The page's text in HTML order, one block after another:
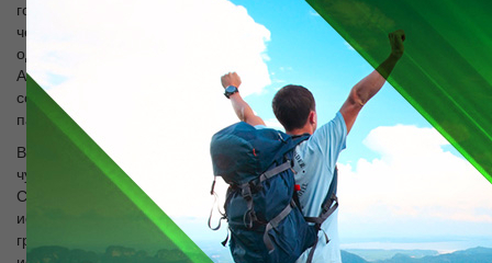
говорится в легенде, перед смертью Мухаммед дал аманат -
четки Арыстан-бабе, которые он передал
одиннадцатилетнему мальчику, в будущем известному Ходжа
Ахмеду Яссави. Мавзолей привлекает множество паломников
со всей Средней Азии. Здесь функционируют - центр
паломничества и гостиница.
В 40 км на север от Туркестана среди сухой степи находятся
чудом сохраненные, живописные руины древнего города
Сауран (XVII в.), известного на Великом Шелковом Пути. К
историческим местам также принадлежит естественная
граница Ордабасы, в настоящее время, объявленная как